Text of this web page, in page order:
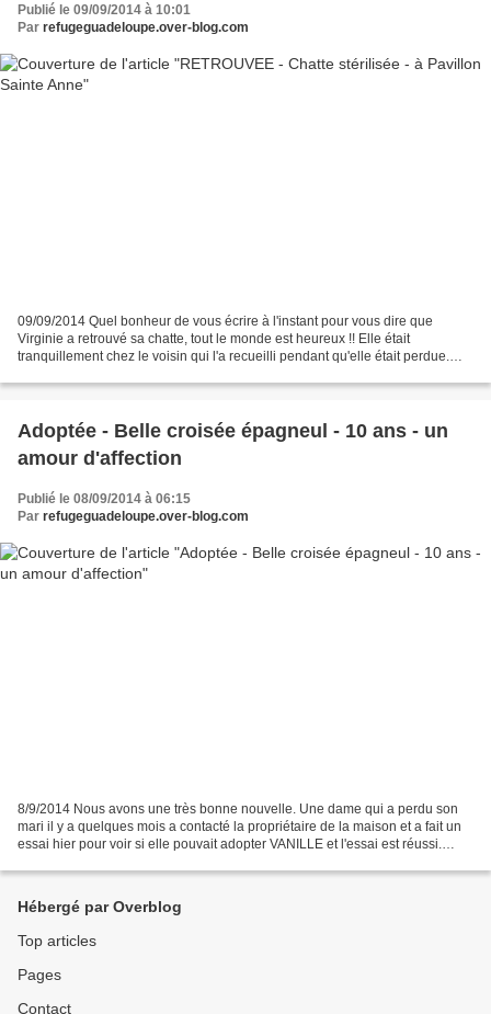
Publié le 09/09/2014 à 10:01
Par refugeguadeloupe.over-blog.com
09/09/2014 Quel bonheur de vous écrire à l'instant pour vous dire que
Virginie a retrouvé sa chatte, tout le monde est heureux !! Elle était
tranquillement chez le voisin qui l'a recueilli pendant qu'elle était perdue.
Adoptée - Belle croisée épagneul - 10 ans - un
amour d'affection
Publié le 08/09/2014 à 06:15
Par refugeguadeloupe.over-blog.com
8/9/2014 Nous avons une très bonne nouvelle. Une dame qui a perdu son
mari il y a quelques mois a contacté la propriétaire de la maison et a fait un
essai hier pour voir si elle pouvait adopter VANILLE et l'essai est réussi.
Hébergé par Overblog
Top articles
Pages
Contact